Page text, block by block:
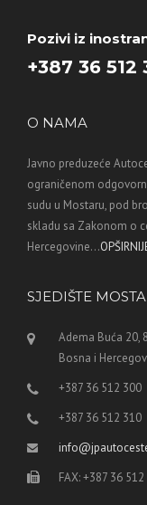
Pozivi iz
+387 36 512
O NAMA
Javno preduzeće
ograničenom
sudu u Mostaru, pod
skladu sa Zakonom o
Hercegovine...
SJEDIŠTE
Adema Buća 20,
Bosna i
+387 36 512 300
+387 36 512 310
FAX: +387 36